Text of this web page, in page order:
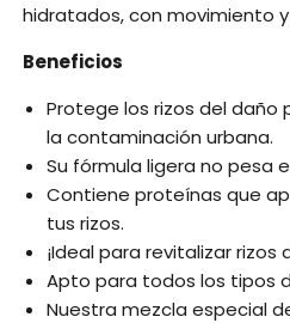
hidratados, con movimiento y
Beneficios
Protege los rizos del daño
la contaminación urbana.
Su fórmula ligera no pesa
Contiene proteínas que
tus rizos.
¡Ideal para revitalizar rizos
Apto para todos los tipos
Nuestra mezcla especial